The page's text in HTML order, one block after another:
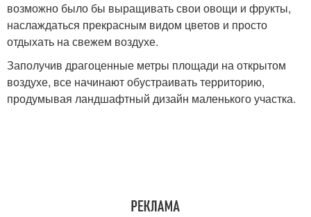
возможно было бы выращивать свои овощи и фрукты,
наслаждаться прекрасным видом цветов и просто
отдыхать на свежем воздухе.
Заполучив драгоценные метры площади на открытом
воздухе, все начинают обустраивать территорию,
продумывая ландшафтный дизайн маленького участка.